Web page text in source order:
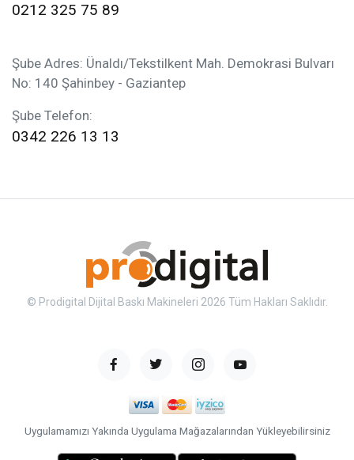
0212 325 75 89
Şube Adres: Ünaldı/Tekstilkent Mah. Demokrasi Bulvarı
No: 140 Şahinbey - Gaziantep
Şube Telefon:
0342 226 13 13
© Prodigital Dijital Baskı Makineleri 2026 Tüm Hakları Saklıdır.
Uygulamamızı Yakında Uygulama Mağazalarından Yükleyebilirsiniz